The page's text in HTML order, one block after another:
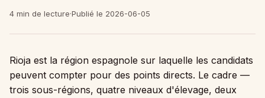
4 min de lecture·Publié le 2026-06-05
Rioja est la région espagnole sur laquelle les candidats
peuvent compter pour des points directs. Le cadre —
trois sous-régions, quatre niveaux d'élevage, deux